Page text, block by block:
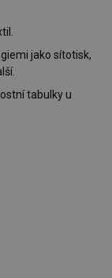
jako sítotisk,
tabulky u